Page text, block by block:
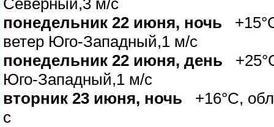
Северный,3 м/с
понедельник 22 июня, ночь
етер Юго-Западный,1 м/с
понедельник 22 июня, день
Юго-Западный,1 м/с
торник 23 июня, ночь +16°C,
с